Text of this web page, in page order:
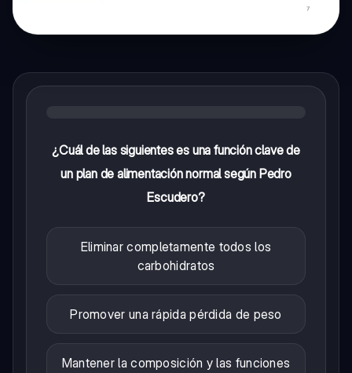
¿Cuál de las siguientes es una función clave de
un plan de alimentación normal según Pedro
Escudero?
Eliminar completamente todos los
carbohidratos
Promover una rápida pérdida de peso
Mantener la composición y las funciones